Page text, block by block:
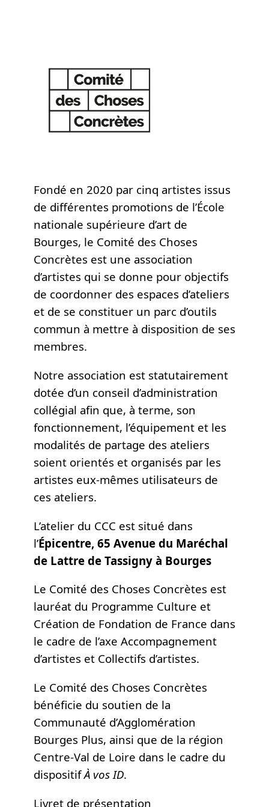
Fondé en 2020 par cinq artistes issus
de différentes promotions de l’École
nationale supérieure d’art de
Bourges, le Comité des Choses
Concrètes est une association
d’artistes qui se donne pour objectifs
de coordonner des espaces d’ateliers
et de se constituer un parc d’outils
commun à mettre à disposition de ses
membres.
Notre association est statutairement
dotée d’un conseil d’administration
collégial afin que, à terme, son
fonctionnement, l’équipement et les
modalités de partage des ateliers
soient orientés et organisés par les
artistes eux-mêmes utilisateurs de
ces ateliers.
L’atelier du CCC est situé dans
l’Épicentre, 65 Avenue du Maréchal
de Lattre de Tassigny à Bourges
Le Comité des Choses Concrètes est
lauréat du Programme Culture et
Création de Fondation de France dans
le cadre de l’axe Accompagnement
d’artistes et Collectifs d’artistes.
Le Comité des Choses Concrètes
bénéficie du soutien de la
Communauté d’Agglomération
Bourges Plus, ainsi que de la région
Centre-Val de Loire dans le cadre du
dispositifÀ vos ID.
Livret de présentation